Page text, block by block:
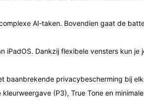
AI‑taken. Bovendien gaat de
iPadOS. Dankzij flexibele vensters kun
baanbrekende privacybescherming bij
(P3), True Tone en